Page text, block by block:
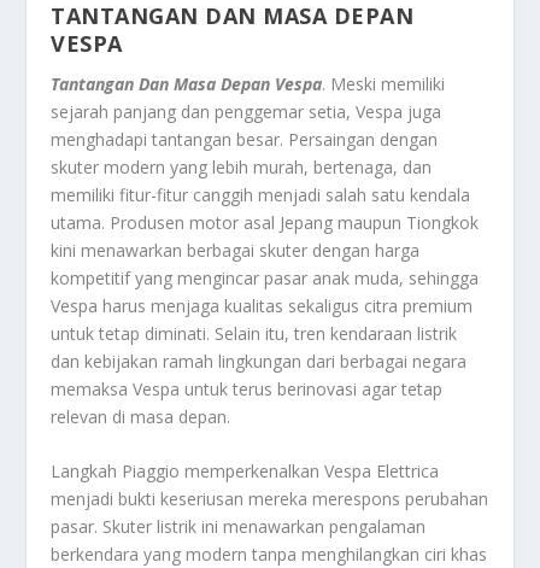
TANTANGAN DAN MASA DEPAN
VESPA
Tantangan Dan Masa Depan Vespa. Meski memiliki
sejarah panjang dan penggemar setia, Vespa juga
menghadapi tantangan besar. Persaingan dengan
skuter modern yang lebih murah, bertenaga, dan
memiliki fitur-fitur canggih menjadi salah satu kendala
utama. Produsen motor asal Jepang maupun Tiongkok
kini menawarkan berbagai skuter dengan harga
kompetitif yang mengincar pasar anak muda, sehingga
Vespa harus menjaga kualitas sekaligus citra premium
untuk tetap diminati. Selain itu, tren kendaraan listrik
dan kebijakan ramah lingkungan dari berbagai negara
memaksa Vespa untuk terus berinovasi agar tetap
relevan di masa depan.
Langkah Piaggio memperkenalkan Vespa Elettrica
menjadi bukti keseriusan mereka merespons perubahan
pasar. Skuter listrik ini menawarkan pengalaman
berkendara yang modern tanpa menghilangkan ciri khas